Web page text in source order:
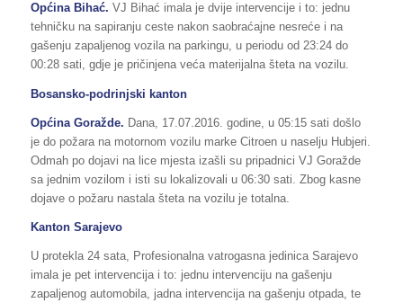
Općina Bihać. VJ Bihać imala je dvije intervencije i to: jednu
tehničku na sapiranju ceste nakon saobraćajne nesreće i na
gašenju zapaljenog vozila na parkingu, u periodu od 23:24 do
00:28 sati, gdje je pričinjena veća materijalna šteta na vozilu.
Bosansko-podrinjski kanton
Općina Goražde. Dana, 17.07.2016. godine, u 05:15 sati došlo
je do požara na motornom vozilu marke Citroen u naselju Hubjeri.
Odmah po dojavi na lice mjesta izašli su pripadnici VJ Goražde
sa jednim vozilom i isti su lokalizovali u 06:30 sati. Zbog kasne
dojave o požaru nastala šteta na vozilu je totalna.
Kanton Sarajevo
U protekla 24 sata, Profesionalna vatrogasna jedinica Sarajevo
imala je pet intervencija i to: jednu intervenciju na gašenju
zapaljenog automobila, jadna intervencija na gašenju otpada, te